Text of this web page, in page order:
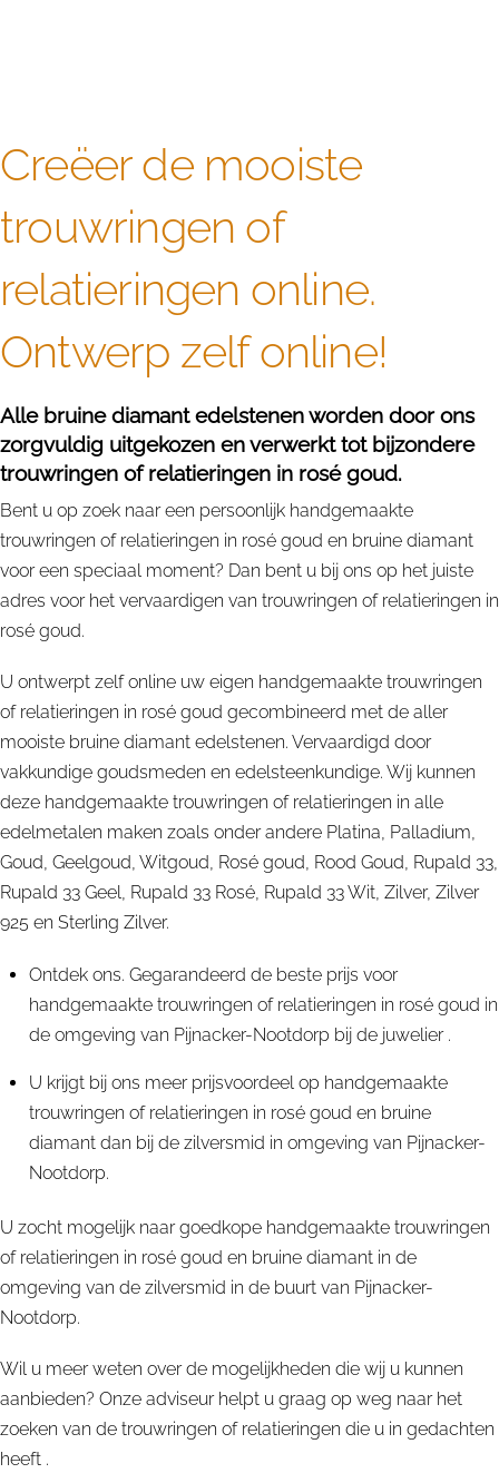
Creëer de mooiste
trouwringen of
relatieringen online.
Ontwerp zelf online!
Alle bruine diamant edelstenen worden door ons
zorgvuldig uitgekozen en verwerkt tot bijzondere
trouwringen of relatieringen in rosé goud.
Bent u op zoek naar een persoonlijk handgemaakte
trouwringen of relatieringen in rosé goud en bruine diamant
voor een speciaal moment? Dan bent u bij ons op het juiste
adres voor het vervaardigen van trouwringen of relatieringen in
rosé goud.
U ontwerpt zelf online uw eigen handgemaakte trouwringen
of relatieringen in rosé goud gecombineerd met de aller
mooiste bruine diamant edelstenen. Vervaardigd door
vakkundige goudsmeden en edelsteenkundige. Wij kunnen
deze handgemaakte trouwringen of relatieringen in alle
edelmetalen maken zoals onder andere Platina, Palladium,
Goud, Geelgoud, Witgoud, Rosé goud, Rood Goud, Rupald 33,
Rupald 33 Geel, Rupald 33 Rosé, Rupald 33 Wit, Zilver, Zilver
925 en Sterling Zilver.
Ontdek ons. Gegarandeerd de beste prijs voor
handgemaakte trouwringen of relatieringen in rosé goud in
de omgeving van Pijnacker-Nootdorp bij de juwelier .
U krijgt bij ons meer prijsvoordeel op handgemaakte
trouwringen of relatieringen in rosé goud en bruine
diamant dan bij de zilversmid in omgeving van Pijnacker-
Nootdorp.
U zocht mogelijk naar goedkope handgemaakte trouwringen
of relatieringen in rosé goud en bruine diamant in de
omgeving van de zilversmid in de buurt van Pijnacker-
Nootdorp.
Wil u meer weten over de mogelijkheden die wij u kunnen
aanbieden? Onze adviseur helpt u graag op weg naar het
zoeken van de trouwringen of relatieringen die u in gedachten
heeft .